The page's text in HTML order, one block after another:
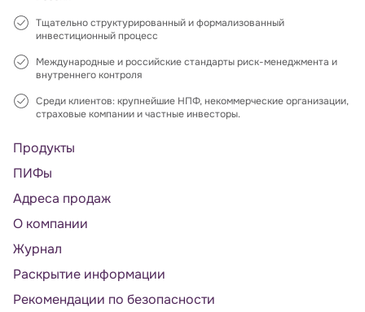
Тщательно структурированный и формализованный
инвестиционный процесс
Международные и российские стандарты риск-менеджмента и
внутреннего контроля
Среди клиентов: крупнейшие НПФ, некоммерческие организации,
страховые компании и частные инвесторы.
Продукты
ПИФы
Адреса продаж
О компании
Журнал
Раскрытие информации
Рекомендации по безопасности